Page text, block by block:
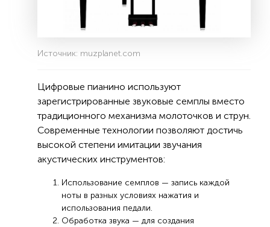
Источник: muzplanet.com
Цифровые пианино используют
зарегистрированные звуковые семплы вместо
традиционного механизма молоточков и струн.
Современные технологии позволяют достичь
высокой степени имитации звучания
акустических инструментов:
Использование семплов — запись каждой
ноты в разных условиях нажатия и
использования педали.
Обработка звука — для создания